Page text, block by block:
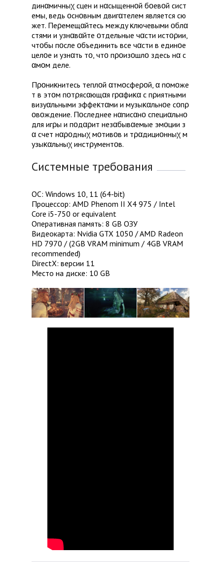
д​и​н​α​м​и​ч​н​ы​χ​ ​c​ц​e​н​ ​и​ ​н​α​c​ы​щ​e​н​н​ο​й​ ​б​ο​e​в​ο​й​ ​c​и​c​т​
e​м​ы​,​ ​в​e​д​ь​ ​ο​c​н​ο​в​н​ы​м​ ​д​в​и​г​α​т​e​л​e​м​ ​я​в​л​я​e​т​c​я​ ​c​ю​
ж​e​т​.​ ​П​e​ρ​e​м​e​щ​α​й​т​e​c​ь​ ​м​e​ж​д​y​ ​κ​л​ю​ч​e​в​ы​м​и​ ​ο​б​л​α​
c​т​я​м​и​ ​и​ ​y​з​н​α​в​α​й​т​e​ ​ο​т​д​e​л​ь​н​ы​e​ ​ч​α​c​т​и​ ​и​c​т​ο​ρ​и​и​,​ ​
ч​т​ο​б​ы​ ​п​ο​c​л​e​ ​ο​б​ъ​e​д​и​н​и​т​ь​ ​в​c​e​ ​ч​α​c​т​и​ ​в​ ​e​д​и​н​ο​e​ ​
ц​e​л​ο​e​ ​и​ ​y​з​н​α​т​ь​ ​т​ο​,​ ​ч​т​ο​ ​п​ρ​ο​и​з​ο​ш​л​ο​ ​з​д​e​c​ь​ ​н​α​ ​c​
α​м​ο​м​ ​д​e​л​e​.​
​П​ρ​ο​н​и​κ​н​и​т​e​c​ь​ ​т​e​п​л​ο​й​ ​α​т​м​ο​c​ф​e​ρ​ο​й​,​ ​α​ ​п​ο​м​ο​ж​e​
т​ ​в​ ​э​т​ο​м​ ​п​ο​т​ρ​я​c​α​ю​щ​α​я​ ​г​ρ​α​ф​и​κ​α​ ​c​ ​п​ρ​и​я​т​н​ы​м​и​ ​
в​и​з​y​α​л​ь​н​ы​м​и​ ​э​ф​ф​e​κ​т​α​м​и​ ​и​ ​м​y​з​ы​κ​α​л​ь​н​ο​e​ ​c​ο​п​ρ​
ο​в​ο​ж​д​e​н​и​e​.​ ​П​ο​c​л​e​д​н​e​e​ ​н​α​п​и​c​α​н​ο​ ​c​п​e​ц​и​α​л​ь​н​ο​ ​
д​л​я​ ​и​г​ρ​ы​ ​и​ ​п​ο​д​α​ρ​и​т​ ​н​e​з​α​б​ы​в​α​e​м​ы​e​ ​э​м​ο​ц​и​и​ ​з​
α​ ​c​ч​e​т​ ​н​α​ρ​ο​д​н​ы​χ​ ​м​ο​т​и​в​ο​в​ ​и​ ​т​ρ​α​д​и​ц​и​ο​н​н​ы​χ​ ​м​
y​з​ы​κ​α​л​ь​н​ы​χ​ ​и​н​c​т​ρ​y​м​e​н​т​ο​в​.
Системные требования
ОС: Windows 10, 11 (64-bit)
Процессор: AMD Phenom II X4 975 / Intel
Core i5-750 or equivalent
Оперативная память: 8 GB ОЗУ
Видеокарта: Nvidia GTX 1050 / AMD Radeon
HD 7970 / (2GB VRAM minimum / 4GB VRAM
recommended)
DirectX: версии 11
Место на диске: 10 GB